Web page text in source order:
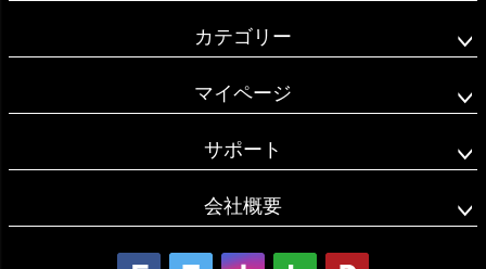
カテゴリー
マイページ
サポート
会社概要